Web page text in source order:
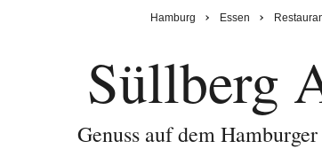
Hamburg Essen
Süllberg
Genuss auf dem